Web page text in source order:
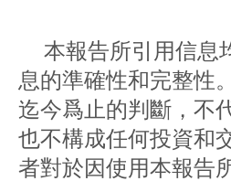
本報告所引用信息
息的準確性和完整性
迄今爲止的判斷，不
也不構成任何投資和
者對於因使用本報告